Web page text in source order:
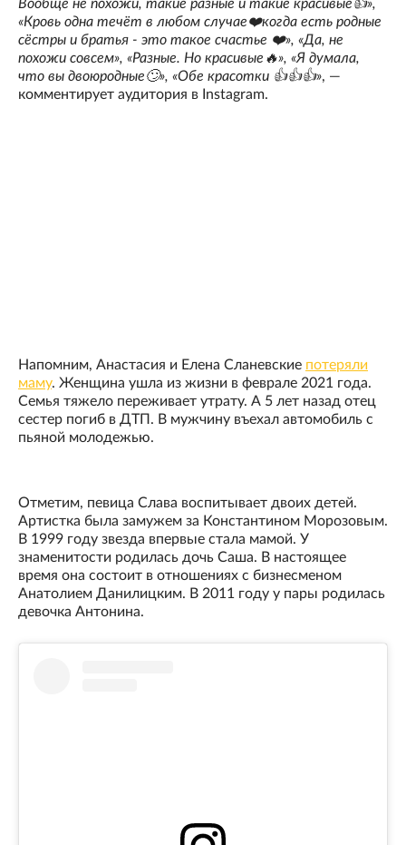
Вообще не похожи, такие разные и такие красивые👍»,
«Кровь одна течёт в любом случае❤️когда есть родные
сёстры и братья - это такое счастье ❤️», «Да, не
похожи совсем», «Разные. Но красивые🔥», «Я думала,
что вы двоюродные🙄», «Обе красотки 👍👍👍», —
комментирует аудитория в Instagram.
Напомним, Анастасия и Елена Сланевские потеряли
маму. Женщина ушла из жизни в феврале 2021 года.
Семья тяжело переживает утрату. А 5 лет назад отец
сестер погиб в ДТП. В мужчину въехал автомобиль с
пьяной молодежью.
Отметим, певица Слава воспитывает двоих детей.
Артистка была замужем за Константином Морозовым.
В 1999 году звезда впервые стала мамой. У
знаменитости родилась дочь Саша. В настоящее
время она состоит в отношениях с бизнесменом
Анатолием Данилицким. В 2011 году у пары родилась
девочка Антонина.